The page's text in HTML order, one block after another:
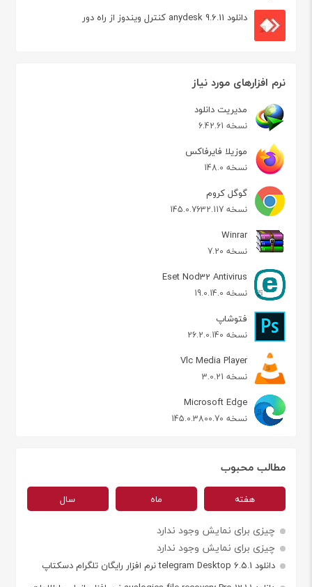
دانلود anydesk 9.6.11 کنترل ویندوز از راه دور
نرم افزارهای مورد نیاز
مدیریت دانلود
نسخه 6.42.61
موزیلا فایرفاکس
نسخه 148.0
گوگل کروم
نسخه 145.0.7632.117
Winrar
نسخه 7.20
Eset Nod32 Antivirus
نسخه 19.0.14.0
فتوشاپ
نسخه 26.2.0.140
Vlc Media Player
نسخه 3.0.21
Microsoft Edge
نسخه 145.0.3800.70
مطالب محبوب
هفته ماه سال
چیزی برای نمایش وجود ندارد
چیزی برای نمایش وجود ندارد
دانلود telegram Desktop 6.5.1 نرم افزار رایگان تلگرام دسکتاپ